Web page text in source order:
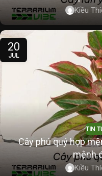
Kiều
20
JUL
TIN
Cây phú quý hợp
mệnh
Kiều